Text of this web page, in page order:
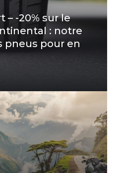
– -20% sur le
: notre
pneus pour en